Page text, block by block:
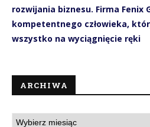
rozwijania biznesu. Firma Fenix
kompetentnego człowieka,
wszystko na wyciągnięcie ręki
ARCHIWA